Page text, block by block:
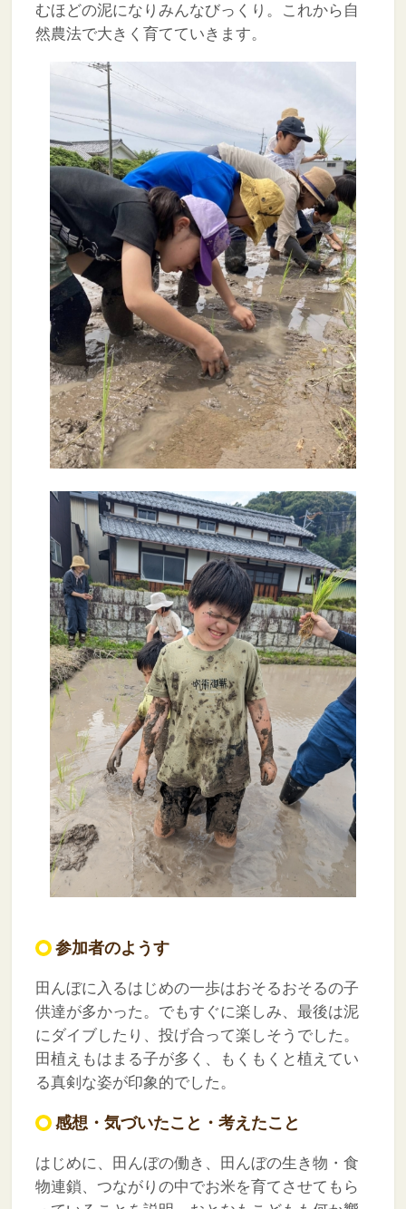
むほどの泥になりみんなびっくり。これから自
然農法で大きく育てていきます。
参加者のようす
田んぼに入るはじめの一歩はおそるおそるの子
供達が多かった。でもすぐに楽しみ、最後は泥
にダイブしたり、投げ合って楽しそうでした。
田植えもはまる子が多く、もくもくと植えてい
る真剣な姿が印象的でした。
感想・気づいたこと・考えたこと
はじめに、田んぼの働き、田んぼの生き物・食
物連鎖、つながりの中でお米を育てさせてもら